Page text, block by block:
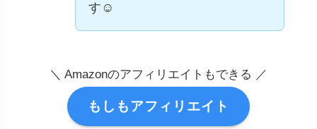
す☺️
＼ Amazonのアフィリエイトもできる ／
もしもアフィリエイト